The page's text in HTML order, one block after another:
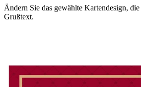
Ändern Sie das gewählte Kartendesign,
Grußtext.